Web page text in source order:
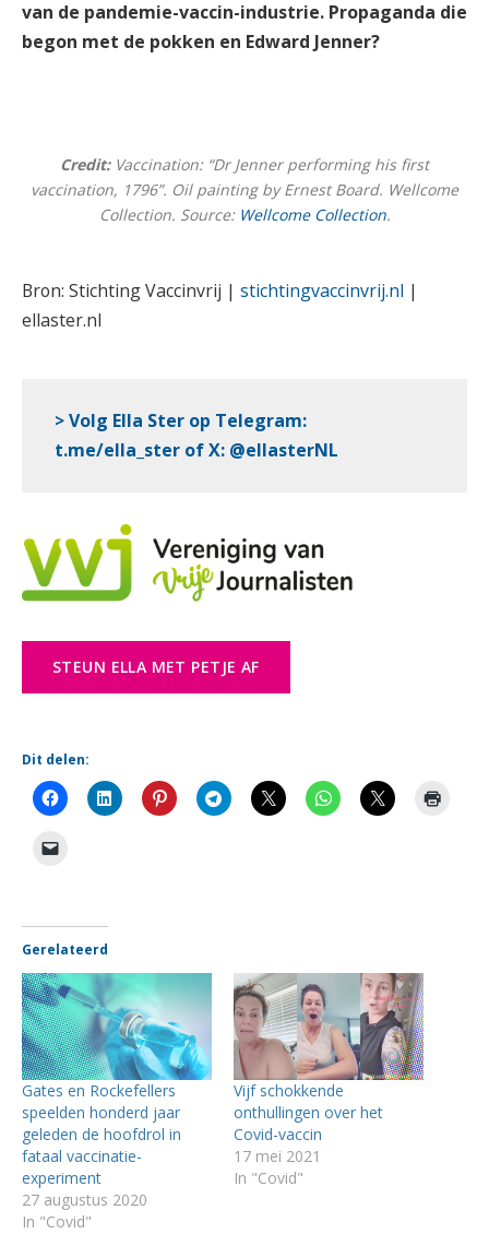
van de pandemie-vaccin-industrie. Propaganda die
begon met de pokken en Edward Jenner?
Credit:Vaccination: “Dr Jenner performing his first
vaccination, 1796”. Oil painting by Ernest Board. Wellcome
Collection. Source: Wellcome Collection.
Bron: Stichting Vaccinvrij | stichtingvaccinvrij.nl |
ellaster.nl
> Volg Ella Ster op Telegram:
t.me/ella_ster ofX: @ellasterNL
STEUN ELLA MET PETJE AF
Dit delen:
Gerelateerd
Gates en Rockefellers
speelden honderd jaar
geleden de hoofdrol in
fataal vaccinatie-
experiment
27 augustus 2020
In "Covid"
Vijf schokkende
onthullingen over het
Covid-vaccin
17 mei 2021
In "Covid"